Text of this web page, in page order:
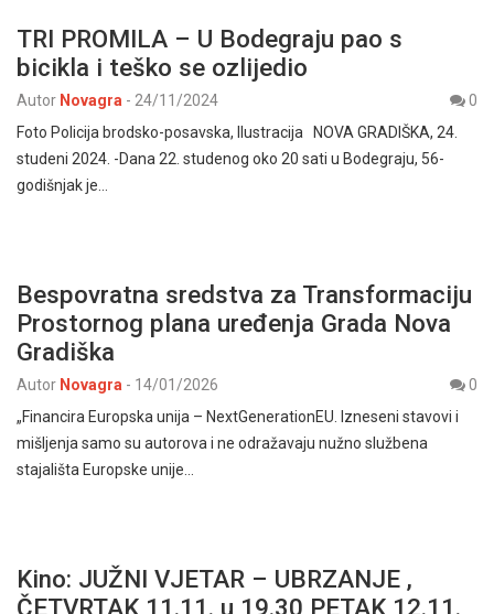
TRI PROMILA – U Bodegraju pao s
bicikla i teško se ozlijedio
Autor Novagra - 24/11/2024
0
Foto Policija brodsko-posavska, Ilustracija NOVA GRADIŠKA, 24.
studeni 2024. -Dana 22. studenog oko 20 sati u Bodegraju, 56-
godišnjak je…
Bespovratna sredstva za Transformaciju
Prostornog plana uređenja Grada Nova
Gradiška
Autor Novagra - 14/01/2026
0
„Financira Europska unija – NextGenerationEU. Izneseni stavovi i
mišljenja samo su autorova i ne odražavaju nužno službena
stajališta Europske unije…
Kino: JUŽNI VJETAR – UBRZANJE ,
ČETVRTAK 11.11. u 19.30 PETAK 12.11.